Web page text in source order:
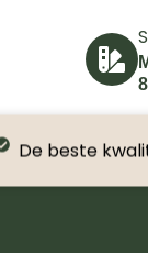
De beste